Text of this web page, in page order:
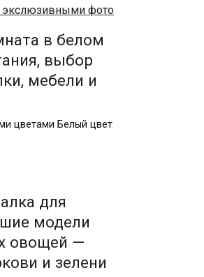
в белом
выбор
мебели и
цветами Белый цвет
для
модели
овощей —
и зелени